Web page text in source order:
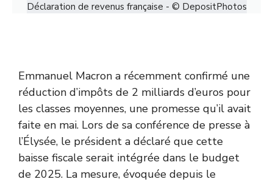
Déclaration de revenus française - © DepositPhotos
Emmanuel Macron a récemment confirmé une
réduction d’impôts de 2 milliards d’euros pour
les classes moyennes, une promesse qu’il avait
faite en mai. Lors de sa conférence de presse à
l’Élysée, le président a déclaré que cette
baisse fiscale serait intégrée dans le budget
de 2025. La mesure, évoquée depuis le